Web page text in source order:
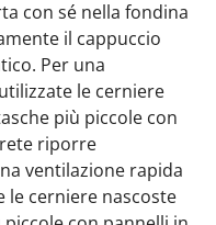
con sé nella fondina
il cappuccio
Per una
le cerniere
più piccole con
riporre
ventilazione rapida
le cerniere nascoste